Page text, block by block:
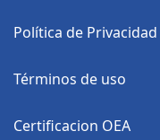
Política de Privacidad
Términos de uso
Certificacion OEA